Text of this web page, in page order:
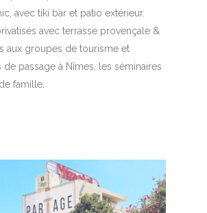
avec tiki bar et patio extérieur.
avec terrasse provençale &
aux groupes de tourisme et
de passage à Nîmes, les séminaires
famille.